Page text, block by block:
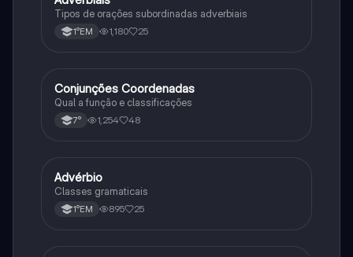
Tipos de orações subordinadas adverbiais
1°EM 1,180 25
Português
Conjunções Coordenadas
Qual a função e classificações
7° 1,254 48
Português
Advérbio
Classes gramaticais
1°EM 895 25